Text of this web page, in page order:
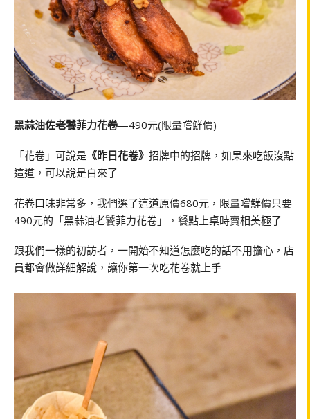
黑蒜油佐老饕菲力花卷—490元(限量嚐鮮價)
「花卷」可說是 《昨日花卷》 招牌中的招牌，如果來吃飯沒點
這道，可以說是白來了
花卷口味非常多，我們選了這道原價680元，限量嚐鮮價只要
490元的「黑蒜油老饕菲力花卷」，餐點上桌時賣相美極了
跟我們一樣的初訪者，一開始不知道怎麼吃的話不用擔心，店
員都會做詳細解說，讓你第一次吃花卷就上手